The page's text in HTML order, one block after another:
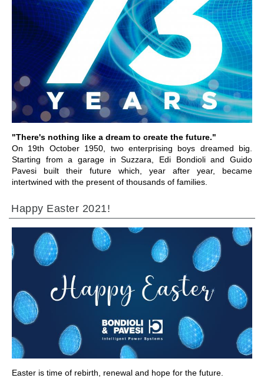
"There's nothing like a dream to create the future."
On 19th October 1950, two enterprising boys dreamed big.
Starting from a garage in Suzzara, Edi Bondioli and Guido
Pavesi built their future which, year after year, became
intertwined with the present of thousands of families.
ПЕРЕЙТИ В РАЗДЕЛ
Happy Easter 2021!
Easter is time of rebirth, renewal and hope for the future.
ПЕРЕЙТИ В РАЗДЕЛ